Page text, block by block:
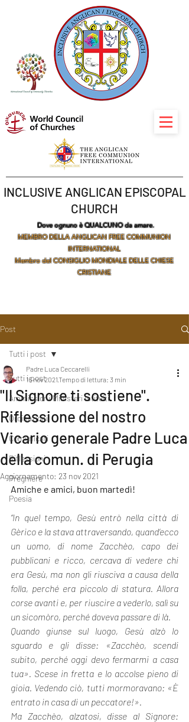
INCLUSIVE ANGLICAN EPISCOPAL
CHURCH
Dove ognuno è QUALCUNO da amare.
MEMBRO DELLA ANGLICAN FREE COMMUNION
INTERNATIONAL
Membro del CONSIGLIO MONDIALE DELLE CHIESE
CRISTIANE
Post
Tutti i post
Ammissioni/Ministeri Istituiti
Ordinazioni
Comunicati
Riflessioni
Preghiere
Poesia
Tutti i post
"Il Signore ti sostiene".
Riflessione del nostro
Vicario generale Padre Luca
della comun. di Perugia
Padre Luca Ceccarelli
16 nov 2021Tempo di lettura: 3 min
Aggiornamento: 23 nov 2021
Amiche e amici, buon martedì!
“In quel tempo, Gesù entrò nella città di
Gèrico e la stava attraversando, quand’ecco
un uomo, di nome Zacchèo, capo dei
pubblicani e ricco, cercava di vedere chi
era Gesù, ma non gli riusciva a causa della
folla, perché era piccolo di statura. Allora
corse avanti e, per riuscire a vederlo, salì su
un sicomòro, perché doveva passare di là.
Quando giunse sul luogo, Gesù alzò lo
sguardo e gli disse: «Zacchèo, scendi
subito, perché oggi devo fermarmi a casa
tua». Scese in fretta e lo accolse pieno di
gioia. Vedendo ciò, tutti mormoravano: «È
entrato in casa di un peccatore!».
Ma Zacchèo, alzatosi, disse al Signore: